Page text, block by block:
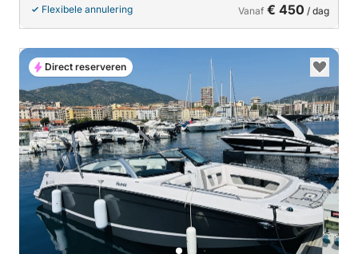
Flexibele annulering Vanaf € 450 / dag
Direct reserveren